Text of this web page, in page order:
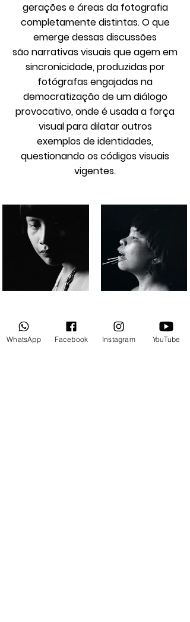
gerações e áreas da fotografia
completamente distintas. O que
emerge dessas discussões
são narrativas visuais que agem em
sincronicidade, produzidas por
fotógrafas engajadas na
democratização de um diálogo
provocativo, onde é usada a força
visual para dilatar outros
exemplos de identidades,
questionando os códigos visuais
vigentes.
Veja Mais
WhatsApp Facebook Instagram YouTube